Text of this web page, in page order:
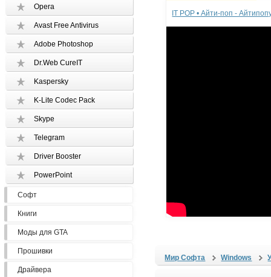
Opera
Avast Free Antivirus
Adobe Photoshop
Dr.Web CureIT
Kaspersky
K-Lite Codec Pack
Skype
Telegram
Driver Booster
PowerPoint
Софт
Книги
Моды для GTA
Прошивки
Драйвера
IT POP • Айти-поп -
Мир Софта Windows